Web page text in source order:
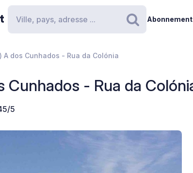
Abonnement
A dos Cunhados - Rua da Colónia
Cunhados - Rua da
5